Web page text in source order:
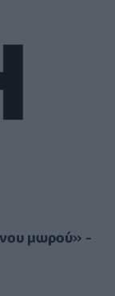
μωρού» -